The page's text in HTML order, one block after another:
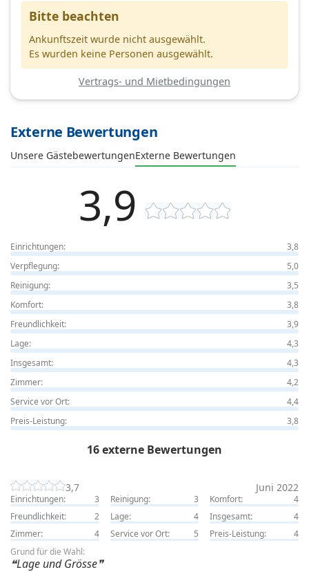
Bitte beachten
Ankunftszeit wurde nicht ausgewählt.
Es wurden keine Personen ausgewählt.
Vertrags- und Mietbedingungen
Externe Bewertungen
Unsere GästebewertungenExterne Bewertungen
3,9
Einrichtungen:
3,8
Verpflegung:
5,0
Reinigung:
3,5
Komfort:
3,8
Freundlichkeit:
3,9
Lage:
4,3
Insgesamt:
4,3
Zimmer:
4,2
Service vor Ort:
4,4
Preis-Leistung:
3,8
16 externe Bewertungen
3,7 Juni 2022
Einrichtungen: 3 Reinigung: 3 Komfort:
4
Freundlichkeit:
2 Lage: 4 Insgesamt:
4
Zimmer:
4 Service vor Ort: 5 Preis-Leistung:
4
Grund für die Wahl:
Lage und Grösse